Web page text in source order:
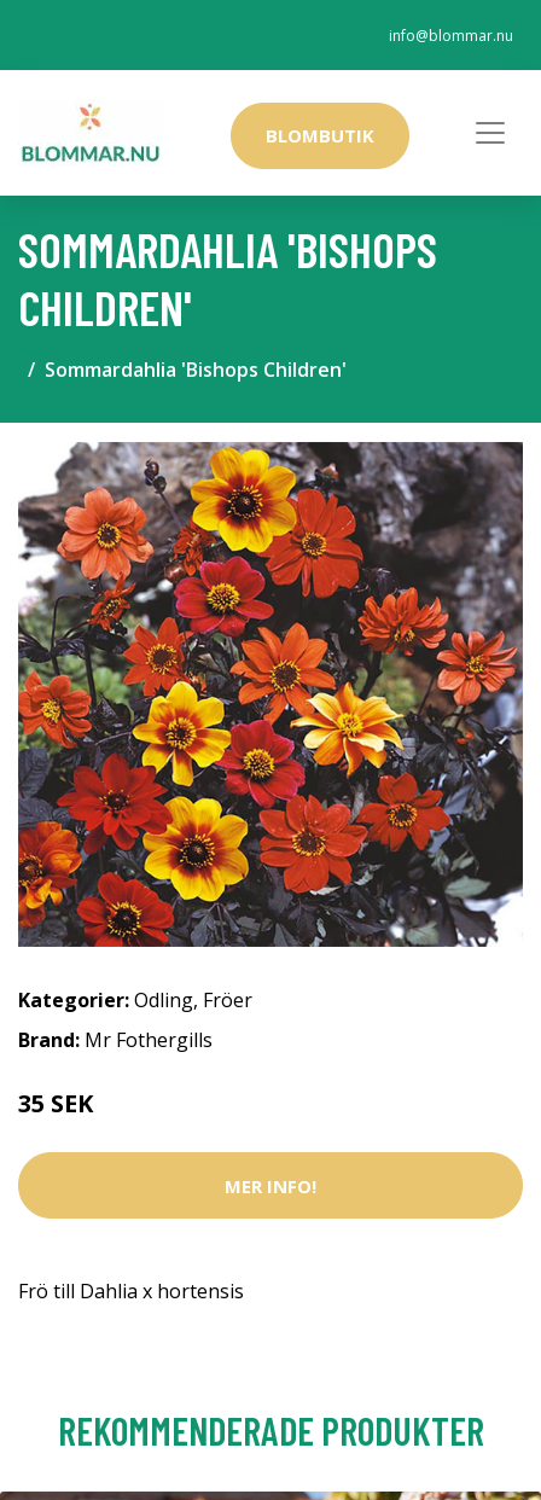
info@blommar.nu
BLOMBUTIK
SOMMARDAHLIA 'BISHOPS
CHILDREN'
Sommardahlia 'Bishops Children'
Kategorier:Odling, Fröer
Brand: Mr Fothergills
35 SEK
MER INFO!
Frö till Dahlia x hortensis
REKOMMENDERADE PRODUKTER